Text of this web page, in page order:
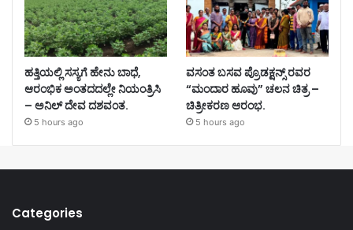
ಹತ್ತಿಯಲ್ಲಿ ಸಸ್ಯಗೆ ಹೇನು ಬಾಧೆ,
ಆರಂಭಿಕ ಅಂತದದಲ್ಲೇ ನಿಯಂತ್ರಿಸಿ
– ಅನಿಲ್ ದೇವ ದಶವಂತ.
5 hours ago
ವಸಂತ ಬಸವ ಪ್ರೊಡಕ್ಷನ್ಸ್ ರವರ
“ಮಂದಾರ ಹೂವು” ಚಲನ ಚಿತ್ರ –
ಚಿತ್ರೀಕರಣ ಆರಂಭ.
5 hours ago
Categories